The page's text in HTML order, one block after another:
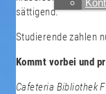
sättigend.
Studierende zahlen
Kommt vorbei und
Cafeteria Bibliothek